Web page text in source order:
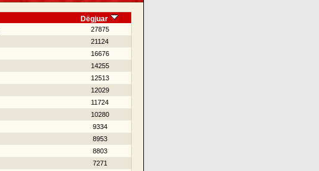
Dëgjuar
27875
21124
16676
14255
12513
12029
11724
10280
9334
8953
8803
7271